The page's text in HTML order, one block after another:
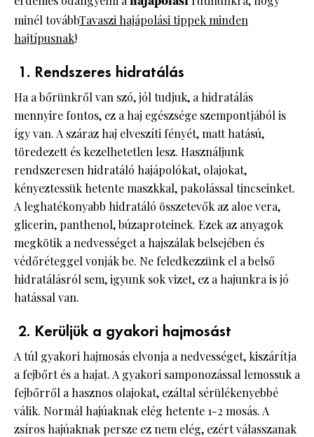
minél továbbTavaszi hajápolási tippek minden
hajtípusnak!
1. Rendszeres hidratálás
Ha a bőrünkről van szó, jól tudjuk, a hidratálás
mennyire fontos, ez a haj egészsége szempontjából is
így van. A száraz haj elveszíti fényét, matt hatású,
töredezett és kezelhetetlen lesz. Használjunk
rendszeresen hidratáló hajápolókat, olajokat,
kényeztessük hetente maszkkal, pakolással tincseinket.
A leghatékonyabb hidratáló összetevők az aloe vera,
glicerin, panthenol, búzaproteinek. Ezek az anyagok
megkötik a nedvességet a hajszálak belsejében és
védőréteggel vonják be. Ne feledkezzünk el a belső
hidratálásról sem, igyunk sok vizet, ez a hajunkra is jó
hatással van.
2. Kerüljük a gyakori hajmosást
A túl gyakori hajmosás elvonja a nedvességet, kiszárítja
a fejbőrt és a hajat. A gyakori samponozással lemossuk a
fejbőrről a hasznos olajokat, ezáltal sérülékenyebbé
válik. Normál hajúaknak elég hetente 1-2 mosás. A
zsíros hajúaknak persze ez nem elég, ezért válasszanak